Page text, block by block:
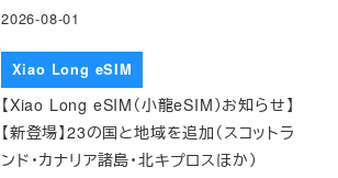
2026-08-01
Xiao Long eSIM
【Xiao Long eSIM（小龍eSIM）お知らせ】
【新登場】23の国と地域を追加（スコットラ
ンド・カナリア諸島・北キプロスほか）